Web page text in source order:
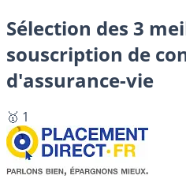
Sélection des 3
souscription de
d'assurance-vie
🥇 1